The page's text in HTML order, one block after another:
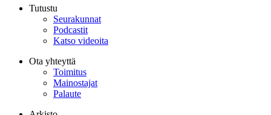
Tutustu
Seurakunnat
Podcastit
Katso videoita
Ota yhteyttä
Toimitus
Mainostajat
Palaute